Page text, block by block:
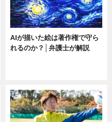
AIが描いた絵は著作権で守ら
れるのか？│弁護士が解説